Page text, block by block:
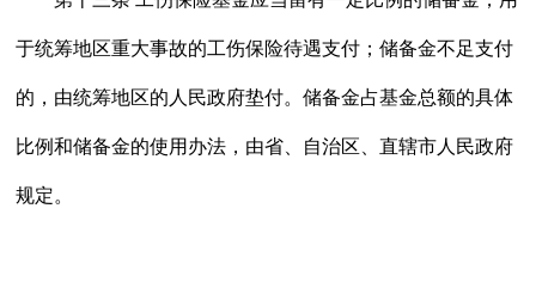
于统筹地区重大事故的工伤保险待遇支付；储备金不足支付
的，由统筹地区的人民政府垫付。储备金占基金总额的具体
比例和储备金的使用办法，由省、自治区、直辖市人民政府
规定。